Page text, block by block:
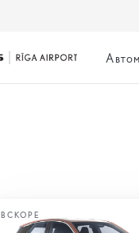
ВСКОРЕ